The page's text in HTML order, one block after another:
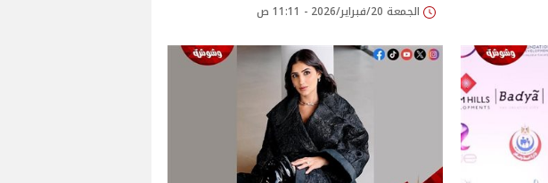
الجمعة 20/فبراير/2026 - 11:11 ص